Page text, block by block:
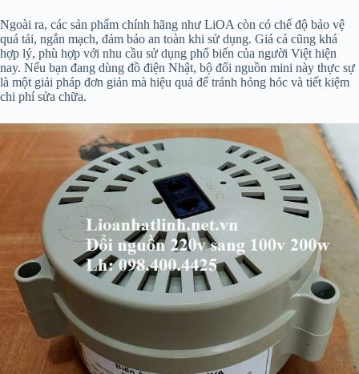
Ngoài ra, các sản phẩm chính hãng như LiOA còn có chế độ bảo vệ
quá tải, ngắn mạch, đảm bảo an toàn khi sử dụng. Giá cả cũng khá
hợp lý, phù hợp với nhu cầu sử dụng phổ biến của người Việt hiện
nay. Nếu bạn đang dùng đồ điện Nhật, bộ đổi nguồn mini này thực sự
là một giải pháp đơn giản mà hiệu quả để tránh hỏng hóc và tiết kiệm
chi phí sửa chữa.